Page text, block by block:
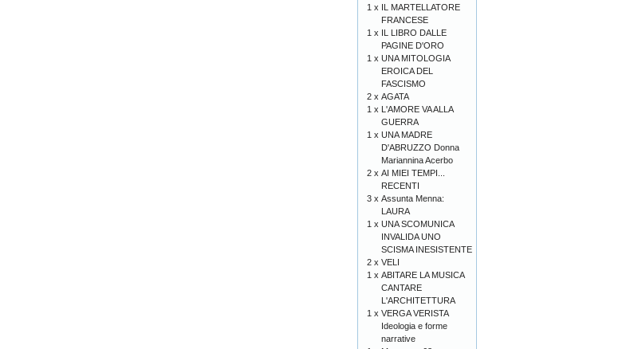
1 x IL MARTELLATORE
FRANCESE
1 x IL LIBRO DALLE
PAGINE D'ORO
1 x UNA MITOLOGIA
EROICA DEL
FASCISMO
2 x AGATA
1 x L'AMORE VA ALLA
GUERRA
1 x UNA MADRE
D'ABRUZZO Donna
Mariannina Acerbo
2 x AI MIEI TEMPI...
RECENTI
3 x Assunta Menna:
LAURA
1 x UNA SCOMUNICA
INVALIDA UNO
SCISMA INESISTENTE
2 x VELI
1 x ABITARE LA MUSICA
CANTARE
L'ARCHITETTURA
1 x VERGA VERISTA
Ideologia e forme
narrative